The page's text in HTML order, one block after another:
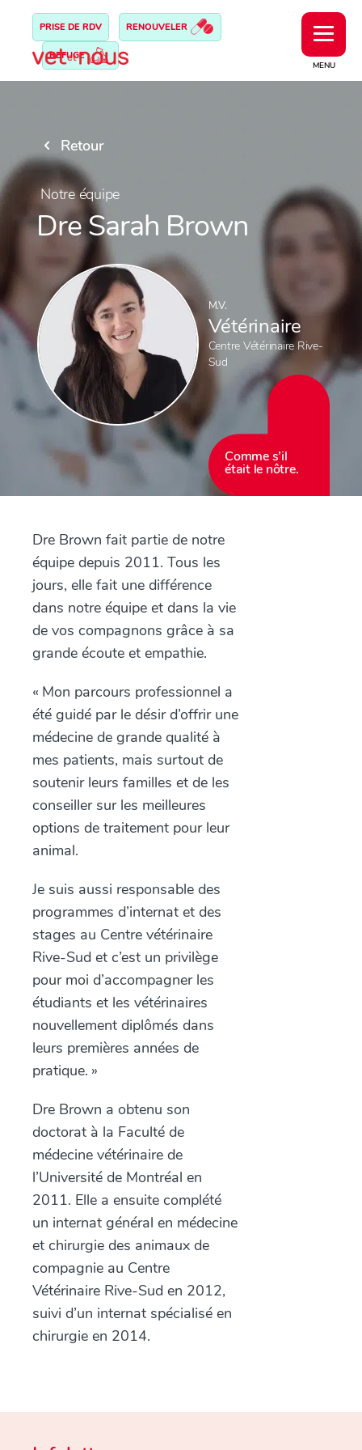
MENU
PRISE DE RDV RENOUVELER
REFUGE
Retour
Notre équipe
Dre Sarah Brown
M.V.
Vétérinaire
Centre Vétérinaire Rive-
Sud
Comme s’il
était le nôtre.
Dre Brown fait partie de notre
équipe depuis 2011. Tous les
jours, elle fait une différence
dans notre équipe et dans la vie
de vos compagnons grâce à sa
grande écoute et empathie.
« Mon parcours professionnel a
été guidé par le désir d’offrir une
médecine de grande qualité à
mes patients, mais surtout de
soutenir leurs familles et de les
conseiller sur les meilleures
options de traitement pour leur
animal.
Je suis aussi responsable des
programmes d’internat et des
stages au Centre vétérinaire
Rive-Sud et c’est un privilège
pour moi d’accompagner les
étudiants et les vétérinaires
nouvellement diplômés dans
leurs premières années de
pratique. »
Dre Brown a obtenu son
doctorat à la Faculté de
médecine vétérinaire de
l’Université de Montréal en
2011. Elle a ensuite complété
un internat général en médecine
et chirurgie des animaux de
compagnie au Centre
Vétérinaire Rive-Sud en 2012,
suivi d’un internat spécialisé en
chirurgie en 2014.